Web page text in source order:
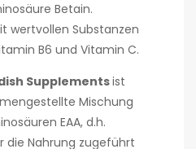
Betain.
wertvollen Substanzen
B6 und Vitamin C.
Supplementsist
Mischung
EAA, d.h.
die Nahrung zugeführt